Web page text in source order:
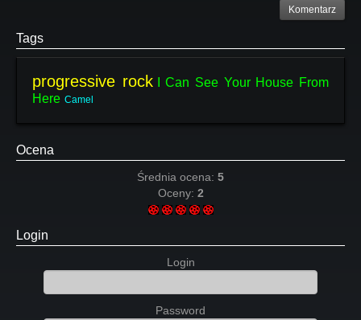
Komentarz
Tags
progressive rock
I Can See Your House From
Here Camel
Ocena
Średnia ocena: 5
Oceny: 2
Login
Login
Password